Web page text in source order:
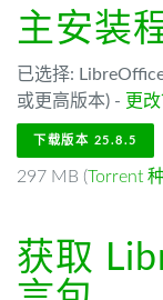
主安装
已选择:
或更高版本) - 更改
下载版本 25.8.5
297 MB (Torrent
获取